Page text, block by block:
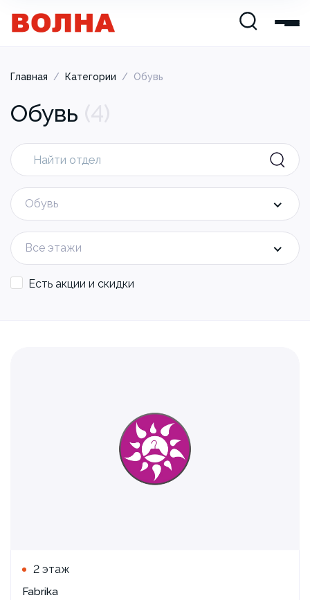
Главная / Категории / Обувь
Обувь
Обувь
Все этажи
Есть акции и скидки
2 этаж
Fabrika